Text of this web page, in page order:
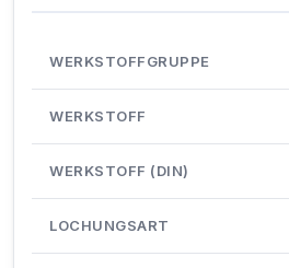
WERKSTOFFGRUPPE
WERKSTOFF
WERKSTOFF (DIN)
LOCHUNGSART